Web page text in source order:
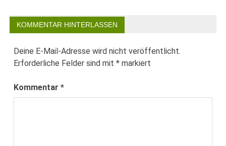
KOMMENTAR HINTERLASSEN
Deine E-Mail-Adresse wird nicht veröffentlicht.
Erforderliche Felder sind mit* markiert
Kommentar*